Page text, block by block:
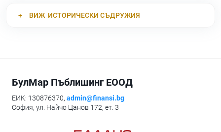
ВИЖ ИСТОРИЧЕСКИ СЪДРУЖИЯ
БулМар Пъблишинг ЕООД
ЕИК: 130876370, admin@finansi.bg
София, ул. Найчо Цанов 172, ет. 3